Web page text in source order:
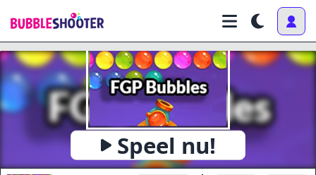
Speel nu!